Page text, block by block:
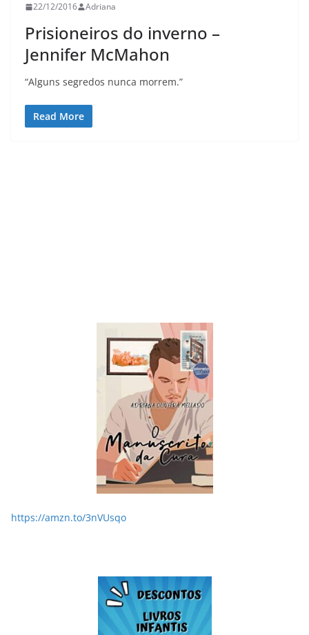
22/12/2016 Adriana
Prisioneiros do inverno –
Jennifer McMahon
“Alguns segredos nunca morrem.”
Read More
Dupla de inspiração: explorando dois livros de
Adriana
https://amzn.to/3nVUsqo